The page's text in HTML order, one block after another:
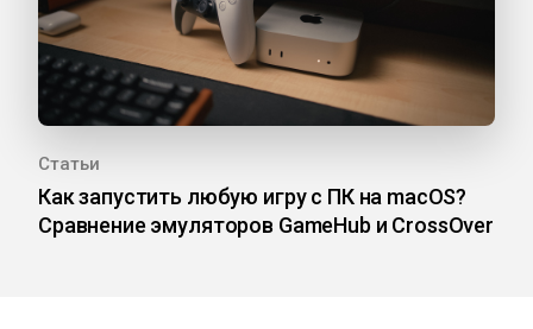
Статьи
Как запустить любую игру с ПК на macOS?
Сравнение эмуляторов GameHub и CrossOver